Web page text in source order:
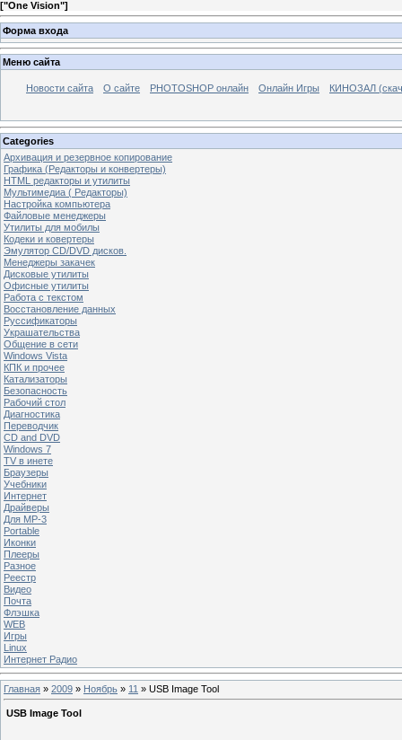
["One Vision"]
Форма входа
Меню сайта
Новости сайта О сайте PHOTOSHOP онлайн Онлайн Игры КИНОЗАЛ
Categories
Архивация и резервное копирование
Графика (Редакторы и конвертеры)
HTML редакторы и утилиты
Мультимедиа ( Редакторы)
Настройка компьютера
Файловые менеджеры
Утилиты для мобилы
Кодеки и ковертеры
Эмулятор CD/DVD дисков.
Менеджеры закачек
Дисковые утилиты
Офисные утилиты
Работа с текстом
Восстановление данных
Руссификаторы
Украшательства
Общение в сети
Windows Vista
КПК и прочее
Катализаторы
Безопасность
Рабочий стол
Диагностика
Переводчик
CD and DVD
Windows 7
TV в инете
Браузеры
Учебники
Интернет
Драйверы
Для MP-3
Portable
Иконки
Плееры
Разное
Реестр
Видео
Почта
Флэшка
WEB
Игры
Linux
Интернет Радио
Главная » 2009 » Ноябрь » 11 » USB Image Tool
USB Image Tool